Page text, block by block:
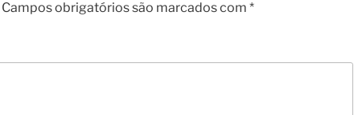
Campos obrigatórios são marcados com *